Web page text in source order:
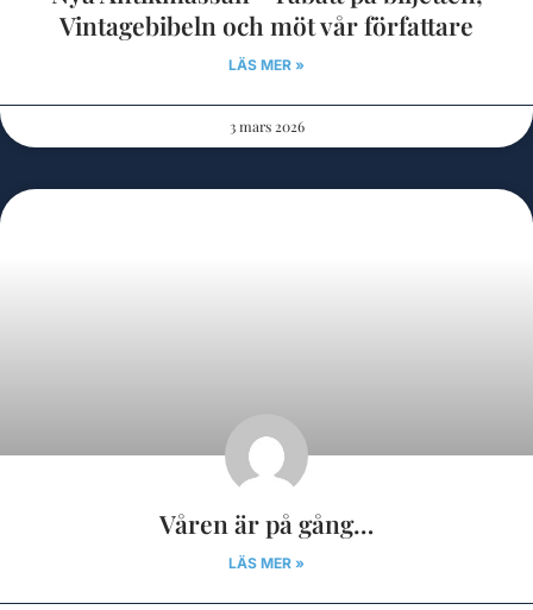
Vintagebibeln och möt vår författare
LÄS MER »
3 mars 2026
Våren är på gång…
LÄS MER »